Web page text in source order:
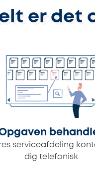
er det
serviceafdeling
dig telefonisk